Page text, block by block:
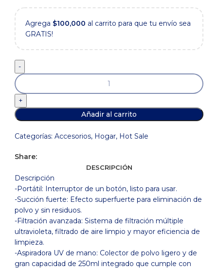
Agrega $100,000 al carrito para que tu envío sea
GRATIS!
Aspiradora
Inalambrica
Para
Cama
Sofa
Portatil
Inalambrica
Polvo
Añadir al carrito
Categorías: Accesorios, Hogar, Hot Sale
Share:
DESCRIPCIÓN
Descripción
-Portátil: Interruptor de un botón, listo para usar.
-Succión fuerte: Efecto superfuerte para eliminación de
polvo y sin residuos.
-Filtración avanzada: Sistema de filtración múltiple
ultravioleta, filtrado de aire limpio y mayor eficiencia de
limpieza.
-Aspiradora UV de mano: Colector de polvo ligero y de
gran capacidad de 250ml integrado que cumple con